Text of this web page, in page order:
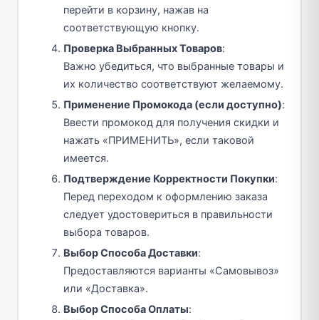
перейти в корзину, нажав на
соответствующую кнопку.
Проверка Выбранных Товаров:
Важно убедиться, что выбранные товары и
их количество соответствуют желаемому.
Применение Промокода (если доступно):
Ввести промокод для получения скидки и
нажать «ПРИМЕНИТЬ», если таковой
имеется.
Подтверждение Корректности Покупки:
Перед переходом к оформлению заказа
следует удостовериться в правильности
выбора товаров.
Выбор Способа Доставки:
Предоставляются варианты «Самовывоз»
или «Доставка».
Выбор Способа Оплаты: